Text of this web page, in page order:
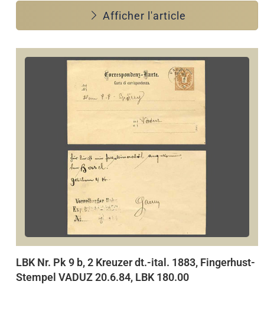
Afficher l'article
LBK Nr. Pk 9 b, 2 Kreuzer dt.-ital. 1883, Fingerhust-
Stempel VADUZ 20.6.84, LBK 180.00